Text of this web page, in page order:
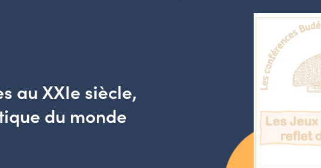
au XXIe siècle,
du monde